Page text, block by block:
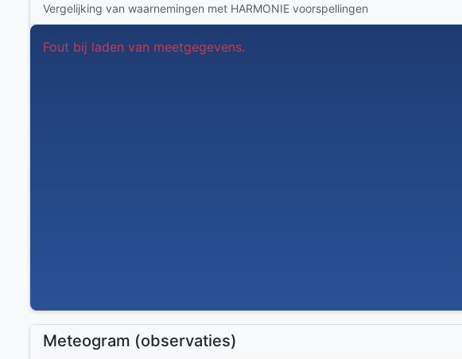
Vergelijking van waarnemingen met HARMONIE voorspellingen
Fout bij laden van meetgegevens.
Meteogram (observaties)